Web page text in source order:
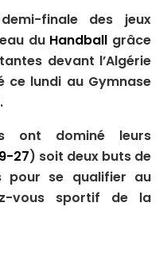
finale des jeux
du Handball grâce
devant l’Algérie
ce lundi au Gymnase
ont dominé leurs
27) soit deux buts de
pour se qualifier au
vous sportif de la